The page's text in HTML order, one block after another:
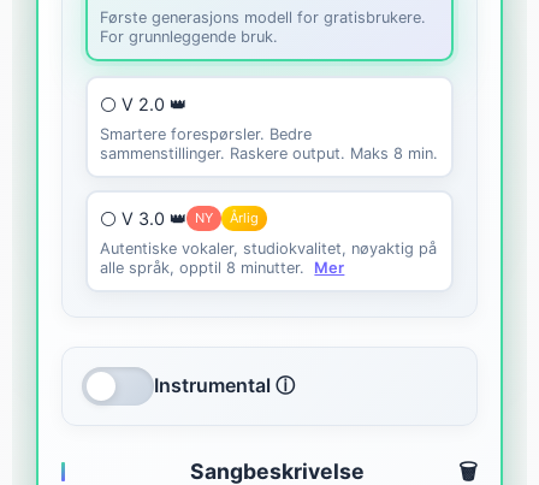
Første generasjons modell for gratisbrukere.
For grunnleggende bruk.
⚪ V 2.0 👑
Smartere forespørsler. Bedre
sammenstillinger. Raskere output. Maks 8 min.
⚪ V 3.0 👑 NY Årlig
Autentiske vokaler, studiokvalitet, nøyaktig på
alle språk, opptil 8 minutter.
Mer
Instrumental ⓘ
Sangbeskrivelse 🗑️